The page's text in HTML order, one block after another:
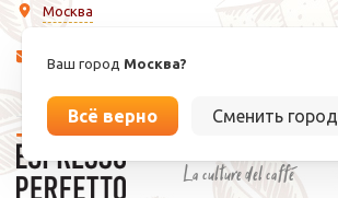
Москва
Ваш город Москва?
Всё верно Сменить город
info@espressoperfetto.ru
La culture del caffé